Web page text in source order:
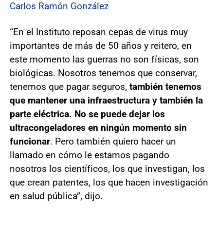
Carlos Ramón González
“En el Instituto reposan cepas de virus muy
importantes de más de 50 años y reitero, en
este momento las guerras no son físicas, son
biológicas. Nosotros tenemos que conservar,
tenemos que pagar seguros, también tenemos
que mantener una infraestructura y también la
parte eléctrica. No se puede dejar los
ultracongeladores en ningún momento sin
funcionar. Pero también quiero hacer un
llamado en cómo le estamos pagando
nosotros los científicos, los que investigan, los
que crean patentes, los que hacen investigación
en salud pública”, dijo.